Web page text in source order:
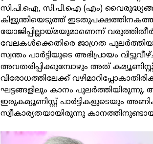
സി.പി.ഐ, സി.പി.ഐ (എം)
കിളുന്തിയെടുത്ത്
യോജിപ്പില്ലായ്മയുമാണെന്ന്
വേലകള്‍ക്കെതിരെ ജാഗ്രത
സ്വന്തം പാര്‍ട്ടിയുടെ അഭിപ്രായം
അവതരിപ്പിക്കുമ്പോഴും അത് കമ്യൂണിസ്റ്റ്
വിരോധത്തിലേക്ക്
ഘട്ടങ്ങളിലും കാനം
ഇരുകമ്യൂണിസ്റ്റ് പാര്‍ട്ടികളുടെയും
സ്വീകാര്യതയായിരുന്നു